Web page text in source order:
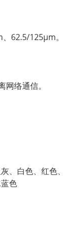
62.5/125μm。
络通信。
、白色、红色、
色